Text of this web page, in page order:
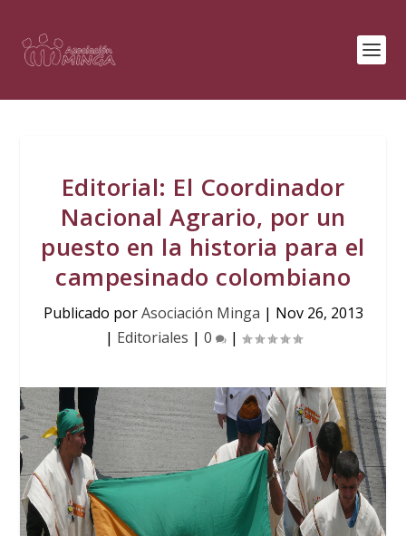
Editorial: El Coordinador
Nacional Agrario, por un
puesto en la historia para el
campesinado colombiano
Publicado porAsociación Minga | Nov 26, 2013
| Editoriales | 0 |